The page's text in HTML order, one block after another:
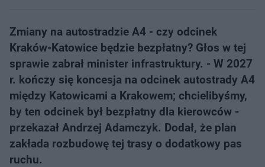
Zmiany na autostradzie A4 - czy odcinek
Kraków-Katowice będzie bezpłatny? Głos w tej
sprawie zabrał minister infrastruktury. - W 2027
r. kończy się koncesja na odcinek autostrady A4
między Katowicami a Krakowem; chcielibyśmy,
by ten odcinek był bezpłatny dla kierowców -
przekazał Andrzej Adamczyk. Dodał, że plan
zakłada rozbudowę tej trasy o dodatkowy pas
ruchu.